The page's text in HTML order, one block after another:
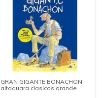
GRAN GIGANTE BONACHON
alfaguara clasicos grande